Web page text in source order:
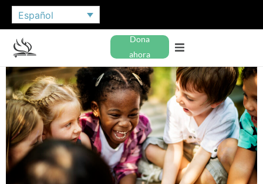
Español
Dona
ahora